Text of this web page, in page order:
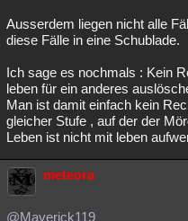
Ausserdem liegen nicht alle
diese Fälle in eine Schublade.
Ich sage es nochmals : Kein
leben für ein anderes
Man ist damit einfach kein
gleicher Stufe , auf der der
Leben ist nicht mit leben
meteora
@Maverick119